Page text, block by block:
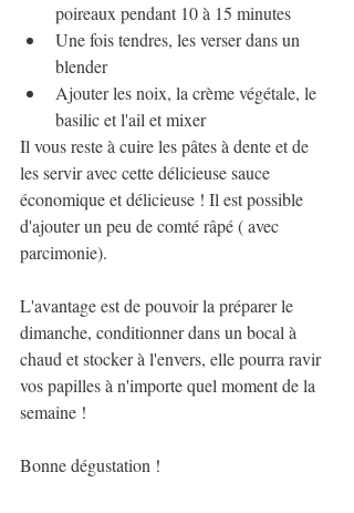
poireaux pendant 10 à 15 minutes
Une fois tendres, les verser dans un
blender
Ajouter les noix, la crème végétale, le
basilic et l'ail et mixer
Il vous reste à cuire les pâtes à dente et de
les servir avec cette délicieuse sauce
économique et délicieuse ! Il est possible
d'ajouter un peu de comté râpé ( avec
parcimonie).
L'avantage est de pouvoir la préparer le
dimanche, conditionner dans un bocal à
chaud et stocker à l'envers, elle pourra ravir
vos papilles à n'importe quel moment de la
semaine !
Bonne dégustation !